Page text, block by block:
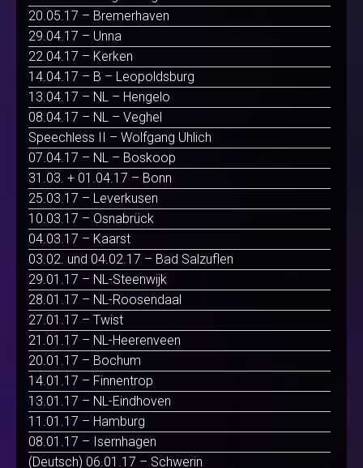
20.05.17 – Bremerhaven
29.04.17 – Unna
22.04.17 – Kerken
14.04.17 – B – Leopoldsburg
13.04.17 – NL – Hengelo
08.04.17 – NL – Veghel
Speechless II – Wolfgang Uhlich
07.04.17 – NL – Boskoop
31.03. + 01.04.17 – Bonn
25.03.17 – Leverkusen
10.03.17 – Osnabrück
04.03.17 – Kaarst
03.02. und 04.02.17 – Bad Salzuflen
29.01.17 – NL-Steenwijk
28.01.17 – NL-Roosendaal
27.01.17 – Twist
21.01.17 – NL-Heerenveen
20.01.17 – Bochum
14.01.17 – Finnentrop
13.01.17 – NL-Eindhoven
11.01.17 – Hamburg
08.01.17 – Isernhagen
(Deutsch) 06.01.17 – Schwerin